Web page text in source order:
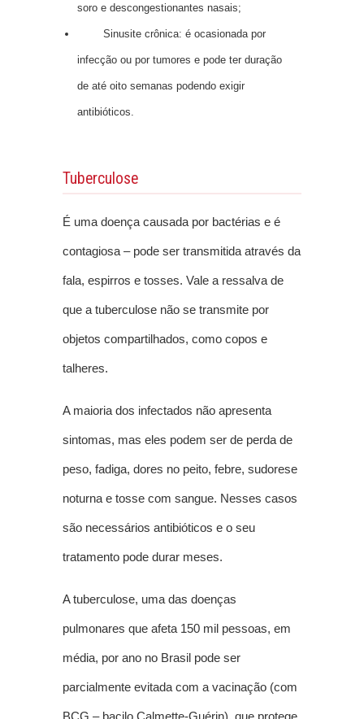
soro e descongestionantes nasais;
Sinusite crônica: é ocasionada por
infecção ou por tumores e pode ter duração
de até oito semanas podendo exigir
antibióticos.
Tuberculose
É uma doença causada por bactérias e é
contagiosa – pode ser transmitida através da
fala, espirros e tosses. Vale a ressalva de
que a tuberculose não se transmite por
objetos compartilhados, como copos e
talheres.
A maioria dos infectados não apresenta
sintomas, mas eles podem ser de perda de
peso, fadiga, dores no peito, febre, sudorese
noturna e tosse com sangue. Nesses casos
são necessários antibióticos e o seu
tratamento pode durar meses.
A tuberculose, uma das doenças
pulmonares que afeta 150 mil pessoas, em
média, por ano no Brasil pode ser
parcialmente evitada com a vacinação (com
BCG – bacilo Calmette-Guérin), que protege